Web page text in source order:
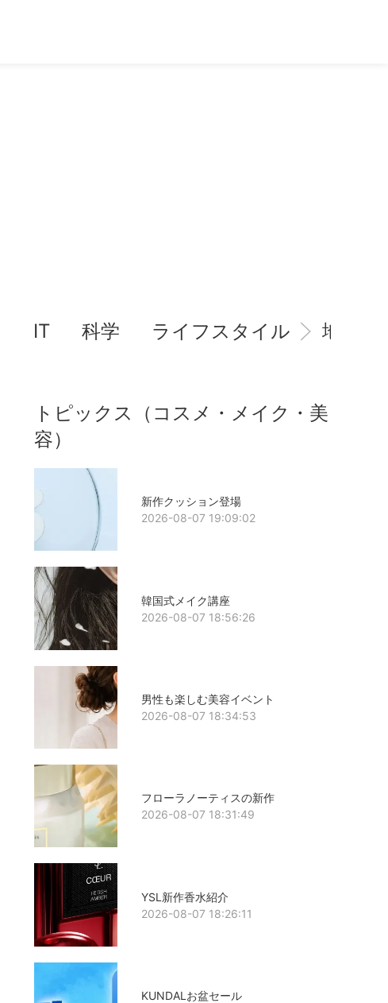
IT 科学 ライフスタイル 地域情
トピックス（コスメ・メイク・美
容）
新作クッション登場
2026-08-07 19:09:02
韓国式メイク講座
2026-08-07 18:56:26
男性も楽しむ美容イベント
2026-08-07 18:34:53
フローラノーティスの新作
2026-08-07 18:31:49
YSL新作香水紹介
2026-08-07 18:26:11
KUNDALお盆セール